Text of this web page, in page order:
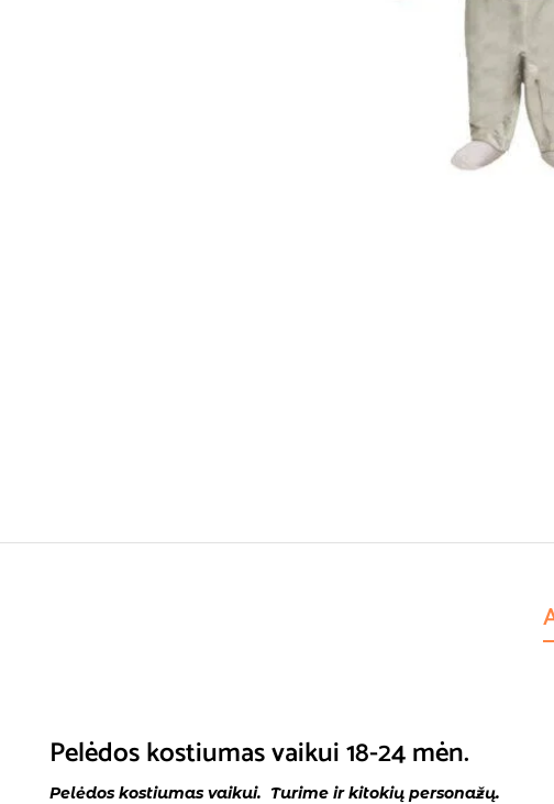
Pelėdos kostiumas vaikui 18-24 mėn.
Pelėdos kostiumas vaikui. Turime ir kitokių personažų.